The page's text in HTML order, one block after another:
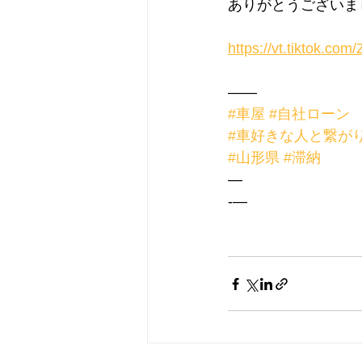
ありがとうございま
https://vt.tiktok.com/
——
#車屋 #自社ローン
#車好きな人と繋が
#山形県 #滞納
—
-—